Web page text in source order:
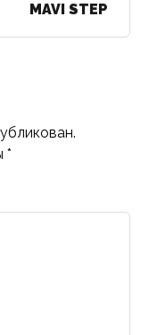
MAVI STEP
*